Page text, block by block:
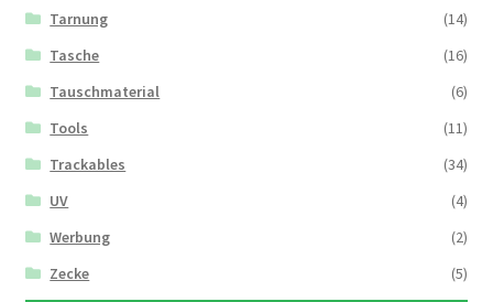
Tarnung
(14)
Tasche
(16)
Tauschmaterial
(6)
Tools
(11)
Trackables
(34)
UV
(4)
Werbung
(2)
Zecke
(5)